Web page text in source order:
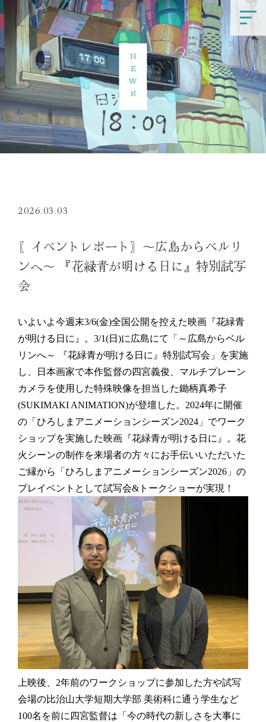
NEWS
2026.03.03
〖イベントレポート〗～広島からベルリ
ンへ～ 『花緑青が明ける日に』特別試写
会
いよいよ今週末3/6(金)全国公開を控えた映画『花緑青
が明ける日に』。3/1(日)に広島にて「～広島からベル
リンへ～ 『花緑青が明ける日に』特別試写会」を実施
し、日本画家で本作監督の四宮義俊、マルチプレーン
カメラを使用した特殊映像を担当した鋤柄真希子
(SUKIMAKI ANIMATION)が登壇した。2024年に開催
の「ひろしまアニメーションシーズン2024」でワーク
ショップを実施した映画『花緑青が明ける日に』。花
火シーンの制作を来場者の方々にお手伝いいただいた
ご縁から「ひろしまアニメーションシーズン2026」の
プレイベントとして試写会&トークショーが実現！
上映後、2年前のワークショップに参加した方や試写
会場の比治山大学短期大学部 美術科に通う学生など
100名を前に四宮監督は「今の時代の新しさを大事に